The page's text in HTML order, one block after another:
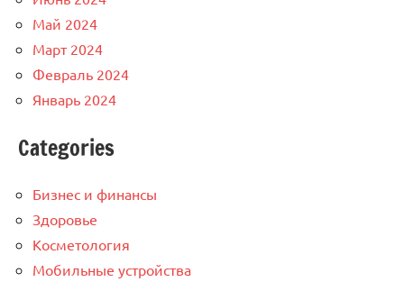
Май 2024
Март 2024
Февраль 2024
Январь 2024
Categories
Бизнес и финансы
Здоровье
Косметология
Мобильные устройства